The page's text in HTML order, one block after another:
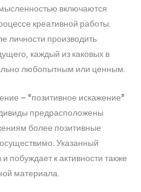
включаются
креативной работы.
личности производить
каждый из каковых в
любопытным или ценным.
– “позитивное искажение”
предрасположены
более позитивные
Указанный
побуждает к активности также
материала.